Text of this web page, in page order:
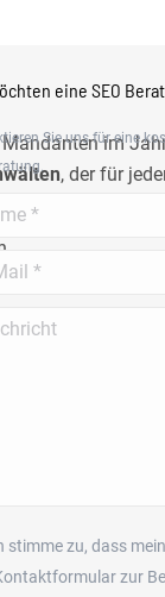
im
, der für
in der
eine SEO
Sie uns für eine
stimme zu, dass
zur